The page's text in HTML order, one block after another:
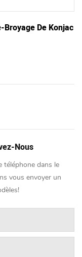
De Konjac
Nous
téléphone dans le
vous envoyer un